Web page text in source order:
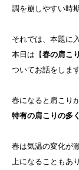
調を崩しやすい時
それでは、本題に
本日は【春の肩こ
ついてお話をします
春になると肩こり
特有の肩こりの多
春は気温の変化が
上になることもあ